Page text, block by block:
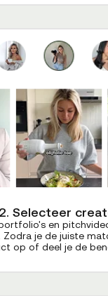
2. Selecteer
en
Zodra je de juiste
op of deel je de